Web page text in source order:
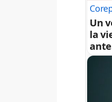
Un
la